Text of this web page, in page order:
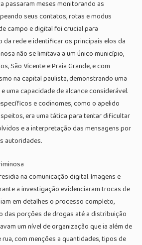
passaram meses monitorando as
seus contatos, rotas e modus
campo e digital foi crucial para
da rede e identificar os principais elos da
não se limitava a um único município,
São Vicente e Praia Grande, e com
na capital paulista, demonstrando uma
uma capacidade de alcance considerável.
e codinomes, como o apelido
era uma tática para tentar dificultar
e a interpretação das mensagens por
autoridades.
na comunicação digital. Imagens e
a investigação evidenciaram trocas de
em detalhes o processo completo,
das porções de drogas até a distribuição
um nível de organização que ia além de
com menções a quantidades, tipos de